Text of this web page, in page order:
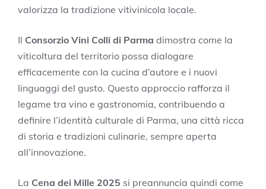
valorizza la tradizione vitivinicola locale.
Il Consorzio Vini Colli di Parma dimostra come la
viticoltura del territorio possa dialogare
efficacemente con la cucina d’autore e i nuovi
linguaggi del gusto. Questo approccio rafforza il
legame tra vino e gastronomia, contribuendo a
definire l’identità culturale di Parma, una città ricca
di storia e tradizioni culinarie, sempre aperta
all’innovazione.
La Cena dei Mille 2025 si preannuncia quindi come